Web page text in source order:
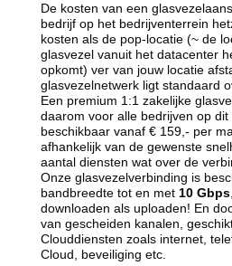
De kosten van een
bedrijf op het bedrijventerrein
kosten als de pop-locatie (~ de
glasvezel vanuit het datacenter
opkomt) ver van jouw locatie
glasvezelnetwerk ligt standaard
Een premium 1:1 zakelijke
daarom voor alle bedrijven op
beschikbaar vanaf € 159,- per
afhankelijk van de gewenste
aantal diensten wat over de
Onze glasvezelverbinding is
bandbreedte tot en met 10 Gbps
downloaden als uploaden! En
van gescheiden kanalen,
Clouddiensten zoals internet,
Cloud, beveiliging etc.